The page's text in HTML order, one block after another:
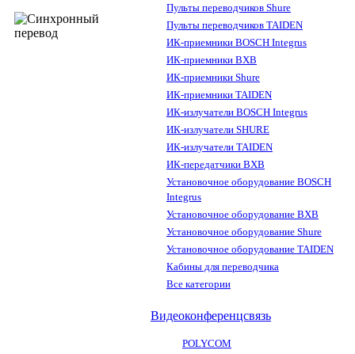
Пульты переводчиков Shure
Пульты переводчиков TAIDEN
ИК-приемники BOSCH Integrus
ИК-приемники BXB
ИК-приемники Shure
ИК-приемники TAIDEN
ИК-излучатели BOSCH Integrus
ИК-излучатели SHURE
ИК-излучатели TAIDEN
ИК-передатчики BXB
Установочное оборудование BOSCH
Integrus
Установочное оборудование BXB
Установочное оборудование Shure
Установочное оборудование TAIDEN
Кабины для переводчика
Все категории
Видеоконференцсвязь
POLYCOM